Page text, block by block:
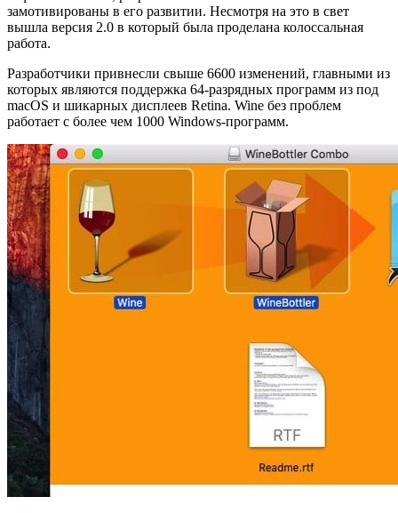
замотивированы в его развитии. Несмотря на это в свет
вышла версия 2.0 в который была проделана колоссальная
работа.
Разработчики привнесли свыше 6600 изменений, главными из
которых являются поддержка 64-разрядных программ из под
macOS и шикарных дисплеев Retina. Wine без проблем
работает с более чем 1000 Windows-программ.